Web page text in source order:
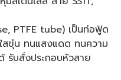
PTFE tube) เป็นท่อฟู้ด
สขุ่น ทนแสงแดด ทนความ
รับสั่งประกอบหัวสาย